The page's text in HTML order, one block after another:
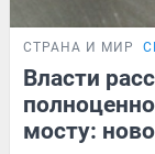
СТРАНА И МИР
Власти
мосту: